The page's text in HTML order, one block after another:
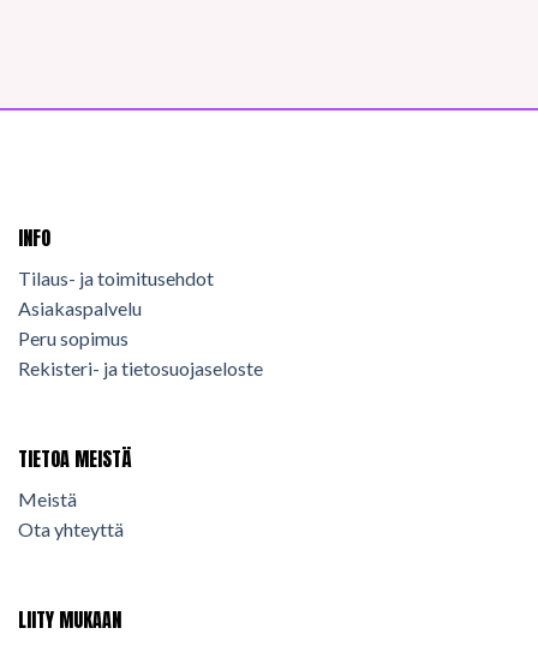
INFO
Tilaus- ja toimitusehdot
Asiakaspalvelu
Peru sopimus
Rekisteri- ja tietosuojaseloste
TIETOA MEISTÄ
Meistä
Ota yhteyttä
LIITY MUKAAN